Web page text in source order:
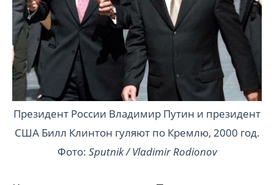
Президент России Владимир Путин и президент
США Билл Клинтон гуляют по Кремлю, 2000 год.
Фото: Sputnik / Vladimir Rodionov